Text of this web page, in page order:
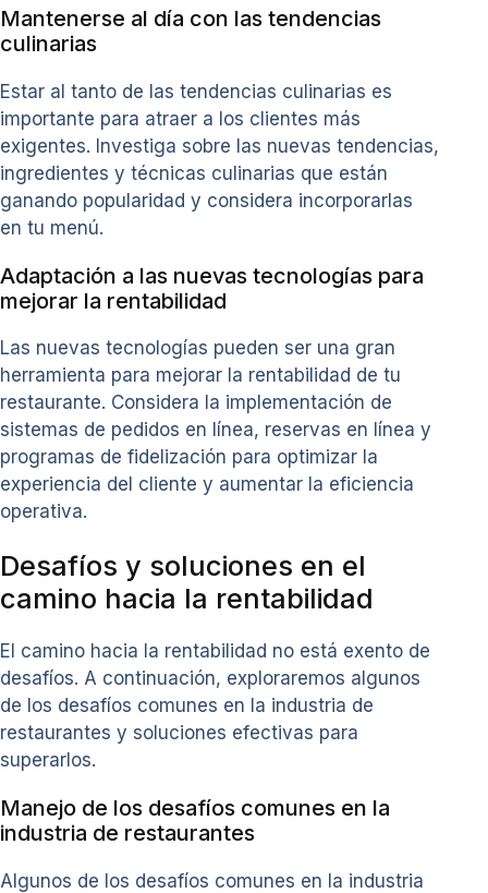
Mantenerse al día con las tendencias
culinarias
Estar al tanto de las tendencias culinarias es
importante para atraer a los clientes más
exigentes. Investiga sobre las nuevas tendencias,
ingredientes y técnicas culinarias que están
ganando popularidad y considera incorporarlas
en tu menú.
Adaptación a las nuevas tecnologías para
mejorar la rentabilidad
Las nuevas tecnologías pueden ser una gran
herramienta para mejorar la rentabilidad de tu
restaurante. Considera la implementación de
sistemas de pedidos en línea, reservas en línea y
programas de fidelización para optimizar la
experiencia del cliente y aumentar la eficiencia
operativa.
Desafíos y soluciones en el
camino hacia la rentabilidad
El camino hacia la rentabilidad no está exento de
desafíos. A continuación, exploraremos algunos
de los desafíos comunes en la industria de
restaurantes y soluciones efectivas para
superarlos.
Manejo de los desafíos comunes en la
industria de restaurantes
Algunos de los desafíos comunes en la industria